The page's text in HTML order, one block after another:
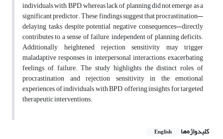
individuals with BPD, whereas lack of planning did not emerge as a
significant predictor. These findings suggest that procrastination—
delaying tasks despite potential negative consequences—directly
contributes to a sense of failure, independent of planning deficits.
Additionally, heightened rejection sensitivity may trigger
maladaptive responses in interpersonal interactions, exacerbating
feelings of failure. The study highlights the distinct roles of
procrastination and rejection sensitivity in the emotional
experiences of individuals with BPD, offering insights for targeted
therapeutic interventions.
کلیدواژه‌ها English